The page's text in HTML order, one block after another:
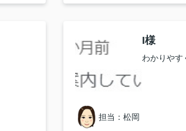
I様
わかりやす
担当：松岡